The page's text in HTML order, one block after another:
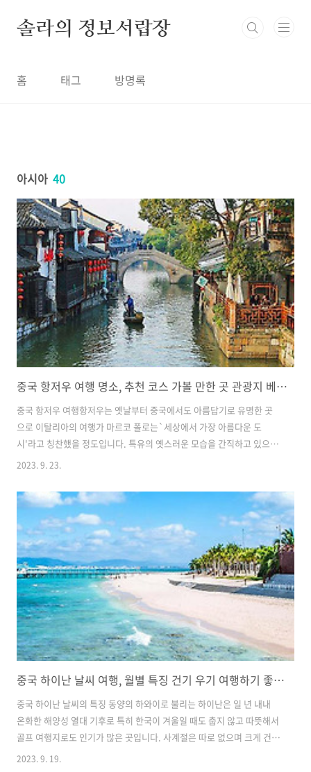
솔라의 정보서랍장
홈 태그 방명록
아시아 40
중국 항저우 여행 명소, 추천 코스 가볼 만한 곳 관광지 베스트 6
중국 항저우 여행항저우는 옛날부터 중국에서도 아름답기로 유명한 곳
으로 이탈리아의 여행가 마르코 폴로는`세상에서 가장 아름다운 도
시'라고 칭찬했을 정도입니다. 특유의 옛스러운 모습을 간직하고 있으며
곳곳에 명소도 많지만 특별한 목적지가 없어도 도시 곳곳에 산책하듯 돌
방문해도 여행하기 좋은 기후를 가지고 있으며 치안 상태도 비교적 양호
한 여행자 친화적인 도시입니다. 1. 최고의 명승지, 서호 항저우 최고의
관광지이며 중국 10대 명승지 중 하나인 인공 호수로 항저우에 왔다면 꼭
방문해야 하는 아름다운 곳입니다. 항저우 시 서쪽에 자리하고 있는 서호
는 계절마다 색매력이 있으며 하루에도 몇번씩 다른 모습으로 변신하여
사진 촬영의 명..
2023. 9. 23.
중국 하이난 날씨 여행, 월별 특징 건기 우기 여행하기 좋은 시기 옷차림
중국 하이난 날씨의 특징 동양의 하와이로 불리는 하이난은 일 년 내내
온화한 해양성 열대 기후로 특히 한국이 겨울일 때도 춥지 않고 따뜻해서
골프 여행지로도 인기가 많은 곳입니다. 사계절은 따로 없으며 크게 건기
와 우기로 나뉘고 보통 5월에서 10월까지를 우기로 보며 이 시기에는 무
2023. 9. 19.